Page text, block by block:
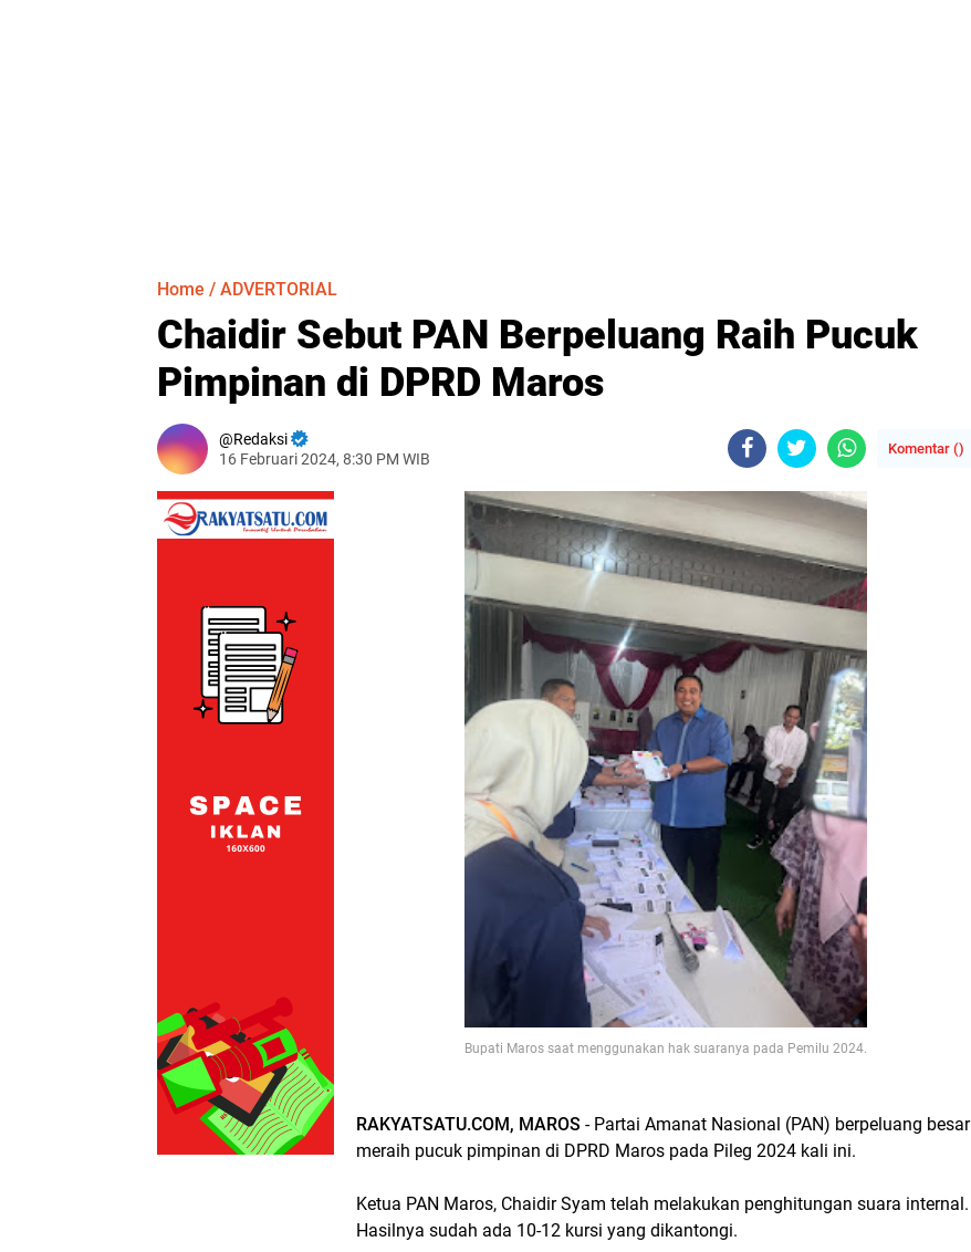
Home / ADVERTORIAL
Chaidir Sebut PAN Berpeluang Raih Pucuk
Pimpinan di DPRD Maros
Redaksi
16 Februari 2024, 8:30 PM WIB
Komentar ()
Bupati Maros saat menggunakan hak suaranya pada Pemilu 2024.
RAKYATSATU.COM, MAROS - Partai Amanat Nasional (PAN) berpeluang besar
meraih pucuk pimpinan di DPRD Maros pada Pileg 2024 kali ini.
Ketua PAN Maros, Chaidir Syam telah melakukan penghitungan suara internal.
Hasilnya sudah ada 10-12 kursi yang dikantongi.